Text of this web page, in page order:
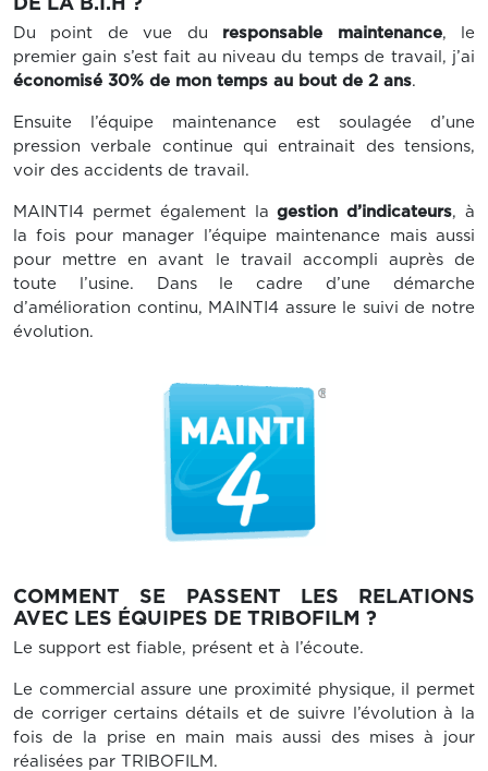
Du point de vue du responsable maintenance, le
premier gain s’est fait au niveau du temps de travail, j’ai
économisé 30% de mon temps au bout de 2 ans.
Ensuite l’équipe maintenance est soulagée d’une
pression verbale continue qui entrainait des tensions,
voir des accidents de travail.
MAINTI4 permet également lagestion d’indicateurs, à
la fois pour manager l’équipe maintenance mais aussi
pour mettre en avant le travail accompli auprès de
toute l’usine. Dans le cadre d’une démarche
d’amélioration continu, MAINTI4 assure le suivi de notre
évolution.
COMMENT SE PASSENT LES RELATIONS
AVEC LES ÉQUIPES DE TRIBOFILM ?
Le support est fiable, présent et à l’écoute.
Le commercial assure une proximité physique, il permet
de corriger certains détails et de suivre l’évolution à la
fois de la prise en main mais aussi des mises à jour
réalisées par TRIBOFILM.